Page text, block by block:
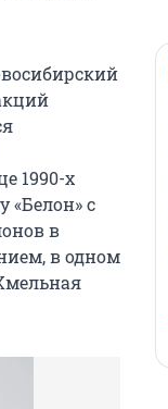
1990-х
«Белон» с
в
в одном